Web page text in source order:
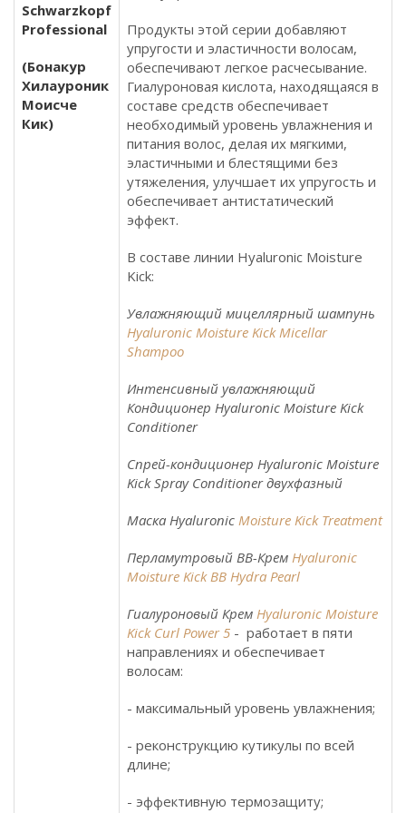
Schwarzkopf
Professional
(Бонакур
Хилауроник
Моисче
Кик)
Продукты этой серии добавляют
упругости и эластичности волосам,
обеспечивают легкое расчесывание.
Гиалуроновая кислота, находящаяся в
составе средств обеспечивает
необходимый уровень увлажнения и
питания волос, делая их мягкими,
эластичными и блестящими без
утяжеления, улучшает их упругость и
обеспечивает антистатический
эффект.
В составе линии Hyaluronic Moisture
Kick:
Увлажняющий мицеллярный шампунь
Hyaluronic Moisture Kick Micellar
Shampoo
Интенсивный увлажняющий
Кондиционер Hyaluronic Moisture Kick
Conditioner
Спрей-кондиционер Hyaluronic Moisture
Kick Spray Conditioner двухфазный
Маска Hyaluronic Moisture Kick Treatment
Перламутровый BB-Крем Hyaluronic
Moisture Kick BB Hydra Pearl
Гиалуроновый Крем Hyaluronic Moisture
Kick Curl Power 5 - работает в пяти
направлениях и обеспечивает
волосам:
- максимальный уровень увлажнения;
- реконструкцию кутикулы по всей
длине;
- эффективную термозащиту;